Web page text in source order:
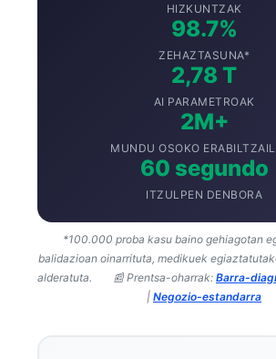
HIZKUNTZAK
98.7%
ZEHAZTASUNA*
2,78 T
AI PARAMETROAK
2M+
MUNDU OSOKO
60 segundo
ITZULPEN DENBORA
*100.000 proba kasu baino gehiagotan
balidazioan oinarrituta, medikuek
alderatuta.
📰 Prentsa-oharrak: Barra-
| Negozio-estandarra